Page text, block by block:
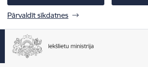
Pārvaldīt sīkdatnes